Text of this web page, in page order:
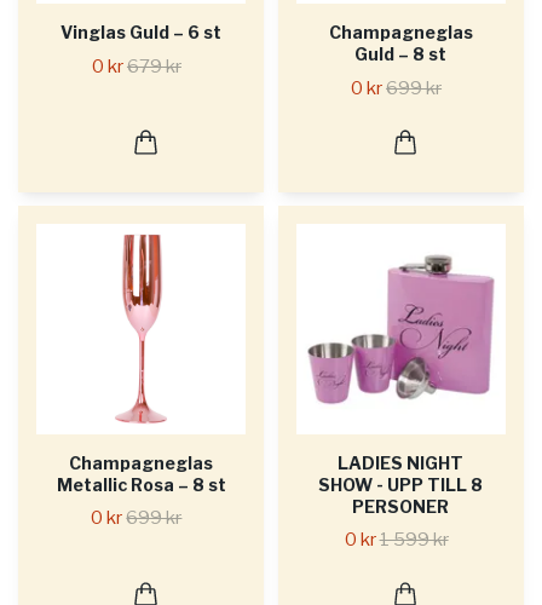
Vinglas Guld – 6 st
0 kr679 kr
Champagneglas
Guld – 8 st
0 kr699 kr
Champagneglas
Metallic Rosa – 8 st
0 kr699 kr
LADIES NIGHT
SHOW - UPP TILL 8
PERSONER
0 kr1 599 kr